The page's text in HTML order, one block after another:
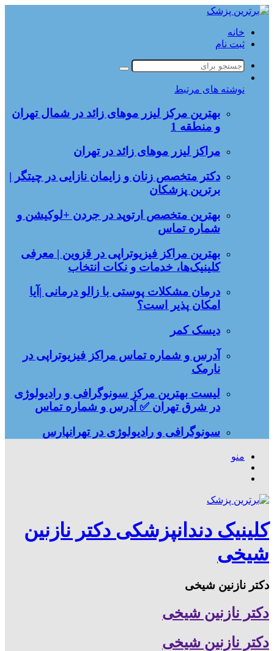
خانه
ثبت نام
جستجو
نوشته های مرتبط
بهترین مرکز لیزر موهای زائد در شمال تهران
و منطقه 1
مراکز لیزر موهای زائد در تهران
دکتر متخصص زنان و زایمان نازایی در چیتگر |
برترین پزشکان
بهترین متخصص ارتوپد در جردن +لوکیشن و
شماره تماس
بهترین مراکز فیزیوتراپی در قزوین | معرفی
کلینیک‌ها، خدمات و نکات انتخاب
درمان مشکلات پوستی با زالو درمانی |آیا
امکان پذیر است؟
دیسک کمر
آدرس و شماره تماس مراکز فیزیوتراپی در
نارمک
لیست بهترین مرکز سونوگرافی و رادیولوژی
در شرق تهران ✅ آدرس و شماره تماس
سونوگرافی و رادیولوژی در تهرانپارس
منو
کلینیک دندانپزشکی دکتر نازنین
شیخی
دکتر نازنین شیخی
دکتر نازنین شیخی
دکتر نازنین شیخی